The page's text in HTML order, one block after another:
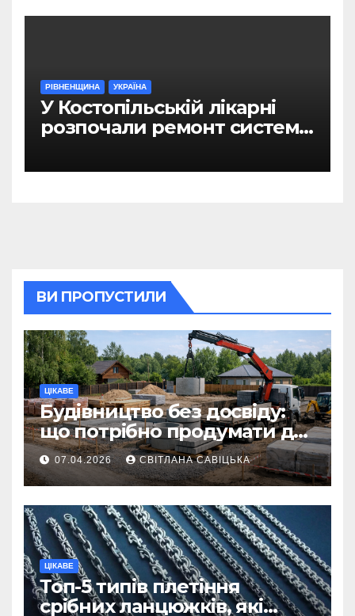
РІВНЕНЩИНА УКРАЇНА
У Костопільській лікарні
розпочали ремонт системи
ВИ ПРОПУСТИЛИ
ЦІКАВЕ
Будівництво без досвіду:
що потрібно продумати до
першої доставки на
ділянку
07.04.2026 СВІТЛАНА САВІЦЬКА
ЦІКАВЕ
Топ-5 типів плетіння
срібних ланцюжків, які